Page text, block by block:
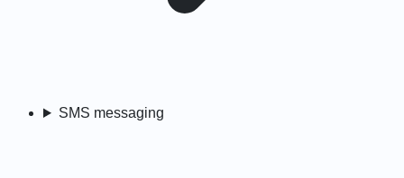
SMS messaging